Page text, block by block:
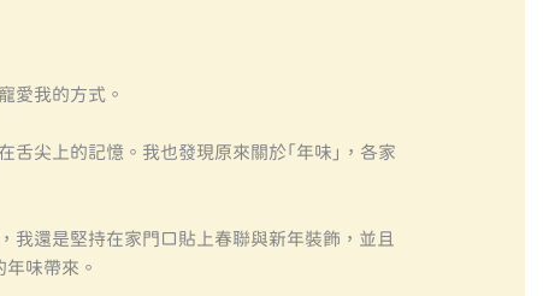
愛我的方式。
尖上的記憶。我也發現原來關於「年味」，各家
我還是堅持在家門口貼上春聯與新年裝飾，並且
味帶來。